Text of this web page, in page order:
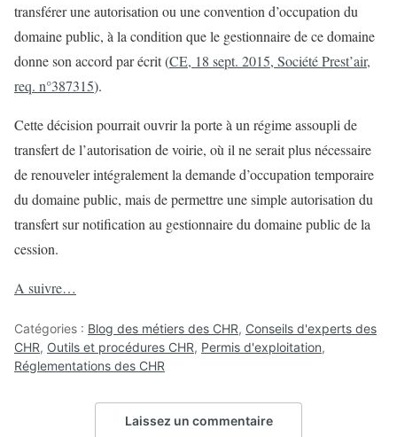
transférer une autorisation ou une convention d’occupation du
domaine public, à la condition que le gestionnaire de ce domaine
donne son accord par écrit (CE, 18 sept. 2015, Société Prest’air,
req. n°387315).
Cette décision pourrait ouvrir la porte à un régime assoupli de
transfert de l’autorisation de voirie, où il ne serait plus nécessaire
de renouveler intégralement la demande d’occupation temporaire
du domaine public, mais de permettre une simple autorisation du
transfert sur notification au gestionnaire du domaine public de la
cession.
A suivre…
Catégories : Blog des métiers des CHR, Conseils d'experts des
CHR, Outils et procédures CHR, Permis d'exploitation,
Réglementations des CHR
Laissez un commentaire